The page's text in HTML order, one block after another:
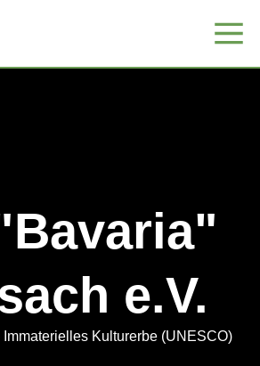
e.V.
Kulturerbe (UNESCO)